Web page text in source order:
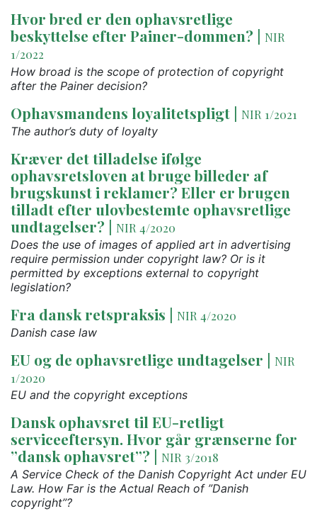
Hvor bred er den ophavsretlige
beskyttelse efter Painer-dommen? | NIR
1/2022
How broad is the scope of protection of copyright
after the Painer decision?
Ophavsmandens loyalitetspligt | NIR 1/2021
The author’s duty of loyalty
Kræver det tilladelse ifølge
ophavsretsloven at bruge billeder af
brugskunst i reklamer? Eller er brugen
tilladt efter ulovbestemte ophavsretlige
undtagelser? | NIR 4/2020
Does the use of images of applied art in advertising
require permission under copyright law? Or is it
permitted by exceptions external to copyright
legislation?
Fra dansk retspraksis | NIR 4/2020
Danish case law
EU og de ophavsretlige undtagelser | NIR
1/2020
EU and the copyright exceptions
Dansk ophavsret til EU-retligt
serviceeftersyn. Hvor går grænserne for
”dansk ophavsret”? | NIR 3/2018
A Service Check of the Danish Copyright Act under EU
Law. How Far is the Actual Reach of ”Danish
copyright”?